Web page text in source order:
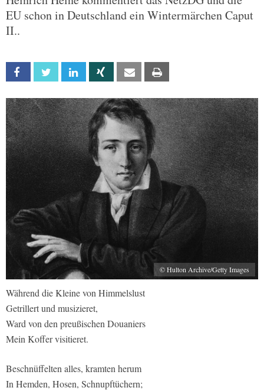
EU schon in Deutschland ein Wintermärchen Caput
II..
Facebook Twitter Linkedin Xing Email
© Hulton Archive/Getty Images
Während die Kleine von Himmelslust
Getrillert und musizieret,
Ward von den preußischen Douaniers
Mein Koffer visitieret.
Beschnüffelten alles, kramten herum
In Hemden, Hosen, Schnupftüchern;